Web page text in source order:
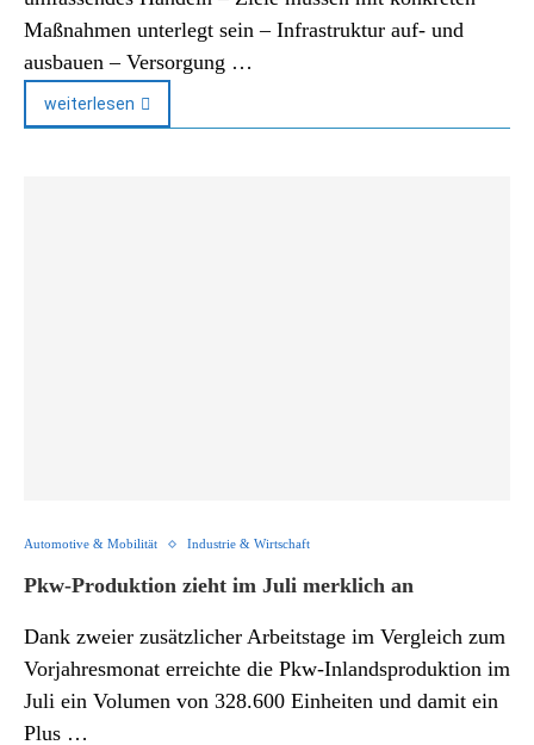
Maßnahmen unterlegt sein – Infrastruktur auf- und
ausbauen – Versorgung …
weiterlesen
Automotive & Mobilität Industrie & Wirtschaft
Pkw-Produktion zieht im Juli merklich an
Dank zweier zusätzlicher Arbeitstage im Vergleich zum
Vorjahresmonat erreichte die Pkw-Inlandsproduktion im
Juli ein Volumen von 328.600 Einheiten und damit ein
Plus …